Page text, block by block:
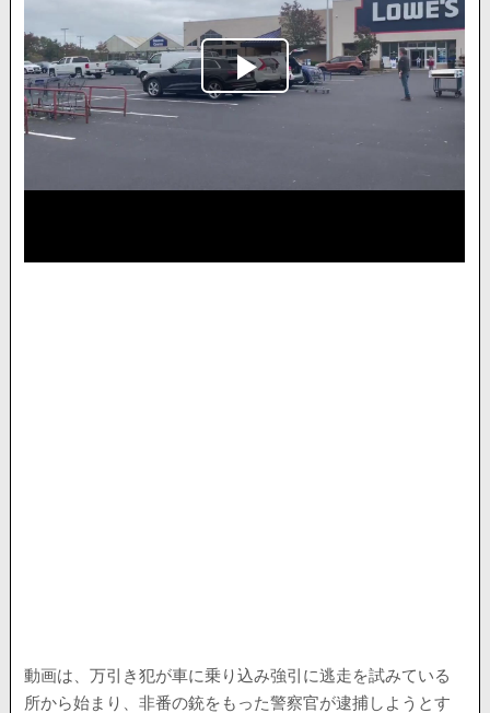
動画は、万引き犯が車に乗り込み強引に逃走を試みている
所から始まり、非番の銃をもった警察官が逮捕しようとす